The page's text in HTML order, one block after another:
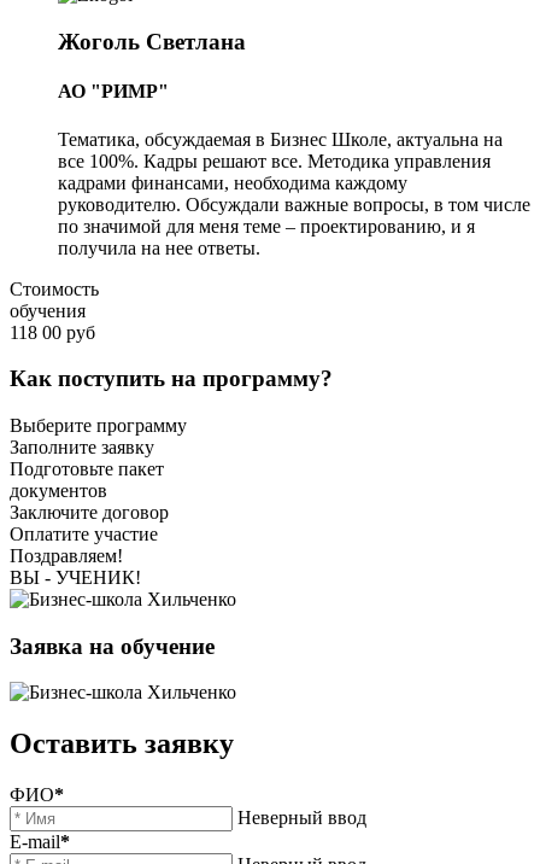
Жоголь Светлана
АО "РИМР"
Тематика, обсуждаемая в Бизнес Школе, актуальна на
все 100%. Кадры решают все. Методика управления
кадрами финансами, необходима каждому
руководителю. Обсуждали важные вопросы, в том числе
по значимой для меня теме – проектированию, и я
получила на нее ответы.
Стоимость
обучения
118 00 руб
Как поступить на программу?
Выберите программу
Заполните заявку
Подготовьте пакет
документов
Заключите договор
Оплатите участие
Поздравляем!
ВЫ - УЧЕНИК!
Заявка на обучение
Оставить заявку
ФИО*
Неверный ввод
E-mail*